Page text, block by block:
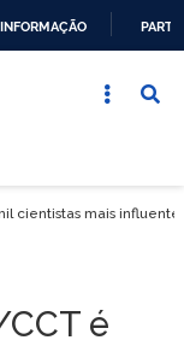
cientistas mais
é